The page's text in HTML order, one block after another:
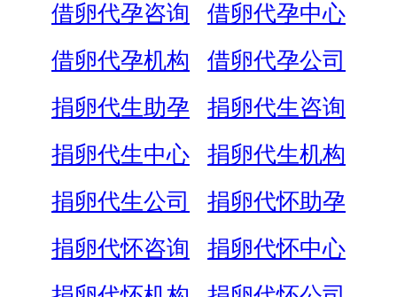
借卵代孕咨询
借卵代孕中心
借卵代孕机构
借卵代孕公司
捐卵代生助孕
捐卵代生咨询
捐卵代生中心
捐卵代生机构
捐卵代生公司
捐卵代怀助孕
捐卵代怀咨询
捐卵代怀中心